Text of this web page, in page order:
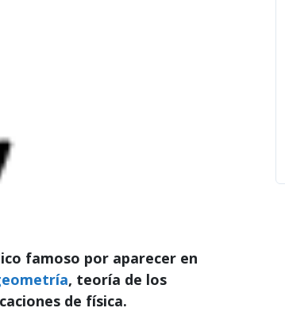
famoso por aparecer en
, teoría de los
de física.